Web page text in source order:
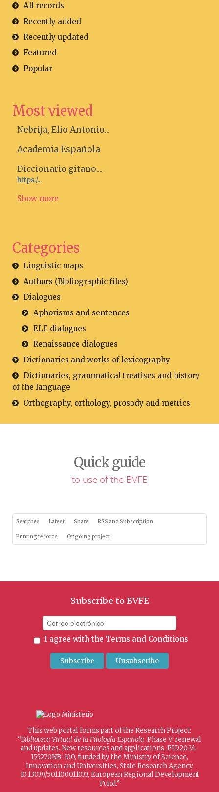
All records
Recently added
Recently updated
Featured
Popular
Most viewed
Nebrija, Elio Antonio...
Academia Española
Diccionario gitano....
https:/...
Show more
Categories
Linguistic maps
Authors (Bibliographic files)
Dialogues
Aphorisms and sentences
ELE dialogues
Renaissance dialogues
Dictionaries and works of lexicography
Dictionaries, grammatical treatises and history
of the language
Orthography, orthology, prosody and metrics
Quick guide
to use of the BVFE
Searches Latest Share RSS and Subscription
Printing records Ongoing project
Subscribe to BVFE
I agree with the Terms and Conditions
This web portal forms part of the Research Project:
“Biblioteca Virtual de la Filología Española. Phase V: renewal
and updates. New resources and applications. PID2024-
155270NB-I00, funded by the Ministry of Science,
Innovation and Universities, State Research Agency
10.13039/501100011033, European Regional Development
Fund.”